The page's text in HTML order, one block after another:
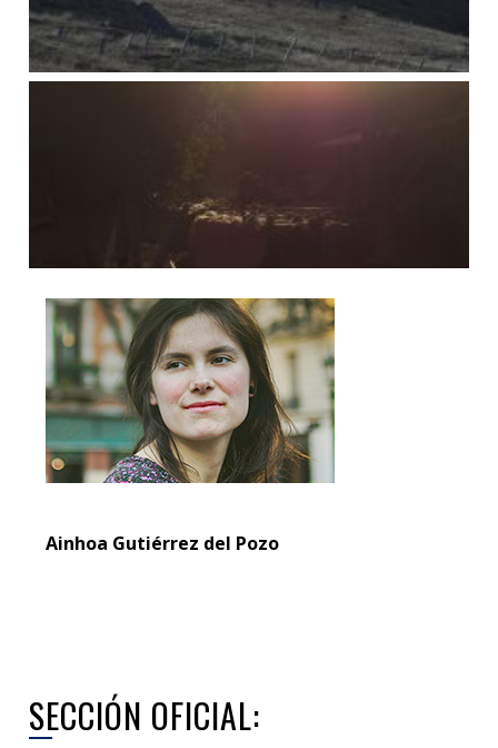
Ainhoa Gutiérrez del Pozo
SECCIÓN OFICIAL: